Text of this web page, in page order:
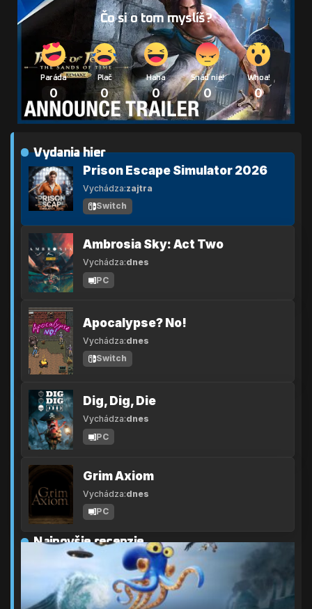
Čo si o tom myslíš?
Paráda
0
Plač
0
Haha
0
Snáď nie!
0
Whoa!
0
Vydania hier
Prison Escape Simulator 2026
Vychádza:zajtra
Switch
Ambrosia Sky: Act Two
Vychádza:dnes
PC
Apocalypse? No!
Vychádza:dnes
Switch
Dig, Dig, Die
Vychádza:dnes
PC
Grim Axiom
Vychádza:dnes
PC
Najnovšie recenzie